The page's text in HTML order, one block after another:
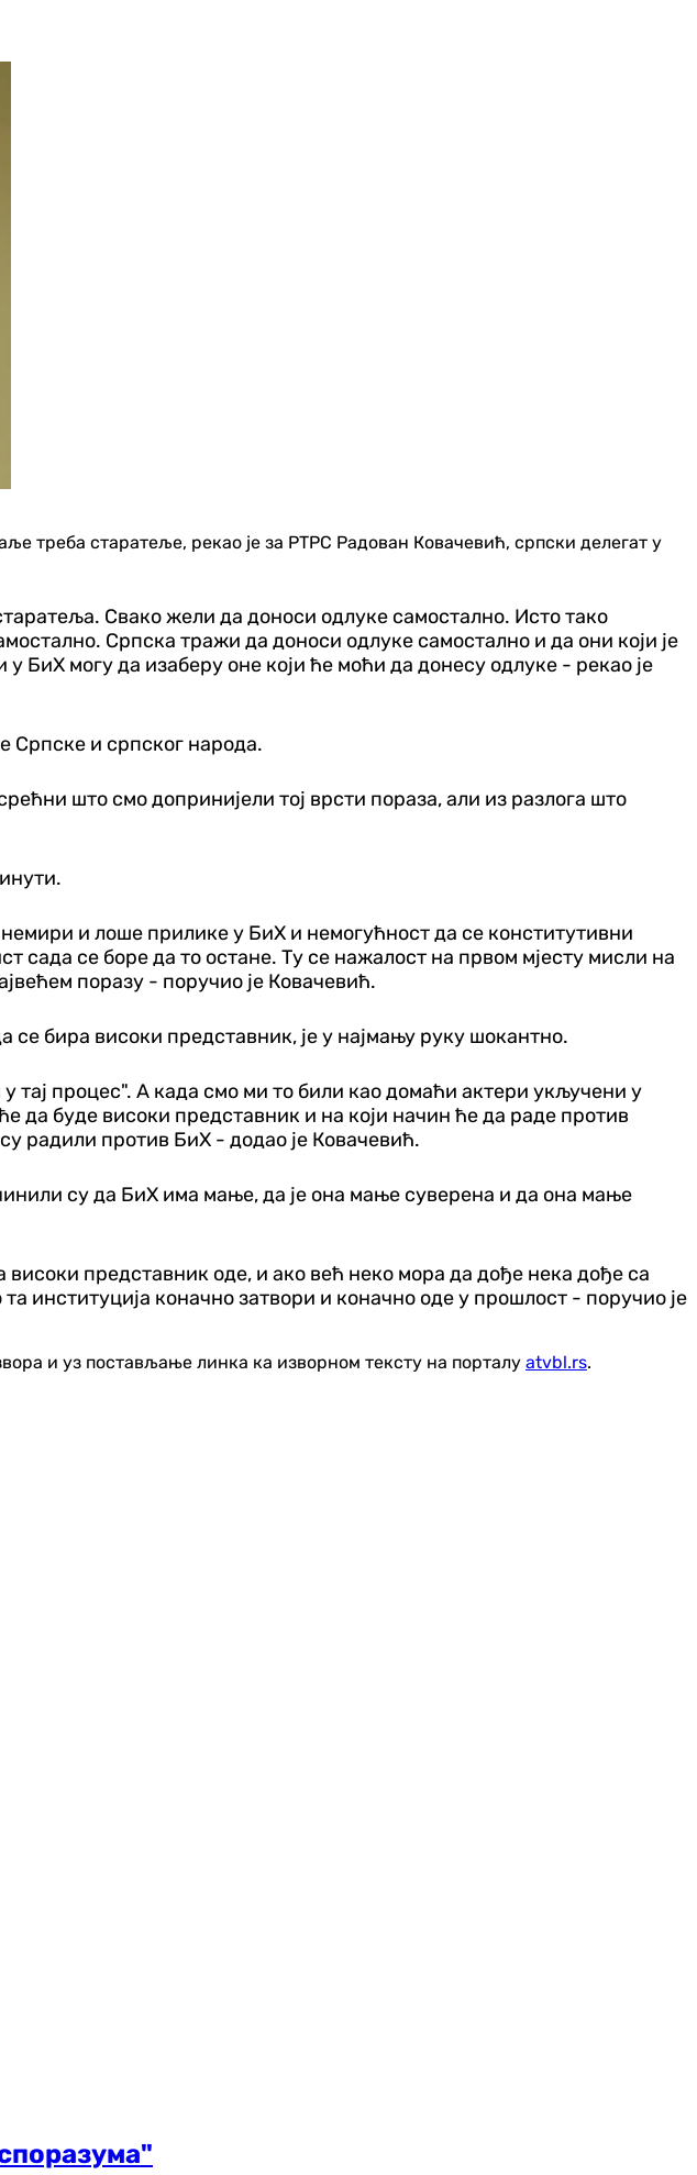
треба старатеље, рекао је за РТРС Радован Ковачевић, српски делегат у
Свако жели да доноси одлуке самостално. Исто тако
Српска тражи да доноси одлуке самостално и да они који је
БиХ могу да изаберу оне који ће моћи да донесу одлуке - рекао је
Српске и српског народа.
што смо допринијели тој врсти пораза, али из разлога што
и лоше прилике у БиХ и немогућност да се конститутивни
сада се боре да то остане. Ту се нажалост на првом мјесту мисли на
поразу - поручио је Ковачевић.
бира високи представник, је у најмању руку шокантно.
процес". А када смо ми то били као домаћи актери укључени у
да буде високи представник и на који начин ће да раде против
радили против БиХ - додао је Ковачевић.
су да БиХ има мање, да је она мање суверена и да она мање
представник оде, и ако већ неко мора да дође нека дође са
институција коначно затвори и коначно оде у прошлост - поручио је
и уз постављање линка ка изворном тексту на порталу atvbl.rs.